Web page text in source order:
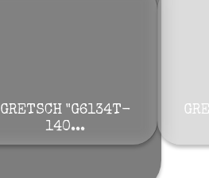
GRETSCH "G6134T-
140...